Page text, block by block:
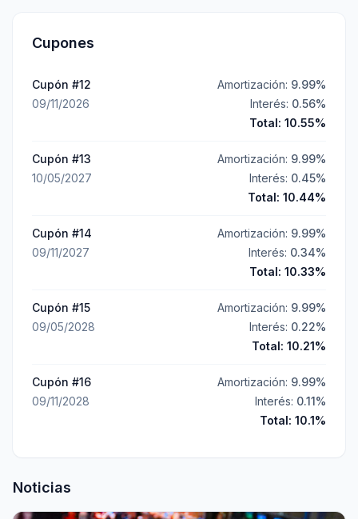
Cupones
Cupón #12
09/11/2026
Amortización: 9.99%
Interés: 0.56%
Total: 10.55%
Cupón #13
10/05/2027
Amortización: 9.99%
Interés: 0.45%
Total: 10.44%
Cupón #14
09/11/2027
Amortización: 9.99%
Interés: 0.34%
Total: 10.33%
Cupón #15
09/05/2028
Amortización: 9.99%
Interés: 0.22%
Total: 10.21%
Cupón #16
09/11/2028
Amortización: 9.99%
Interés: 0.11%
Total: 10.1%
Noticias